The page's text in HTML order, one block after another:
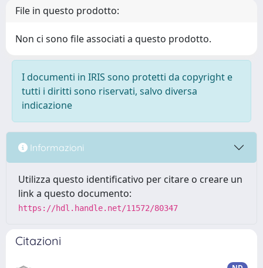
File in questo prodotto:
Non ci sono file associati a questo prodotto.
I documenti in IRIS sono protetti da copyright e
tutti i diritti sono riservati, salvo diversa
indicazione
Informazioni
Utilizza questo identificativo per citare o creare un
link a questo documento:
https://hdl.handle.net/11572/80347
Citazioni